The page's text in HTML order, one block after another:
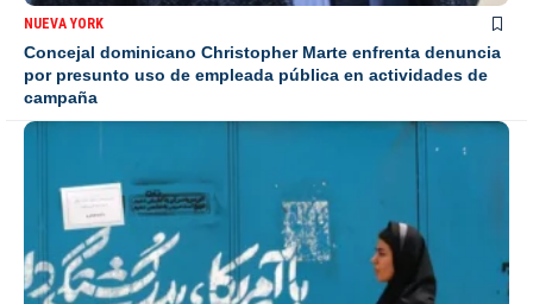
NUEVA YORK
Concejal dominicano Christopher Marte enfrenta denuncia
por presunto uso de empleada pública en actividades de
campaña